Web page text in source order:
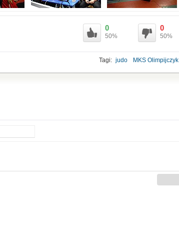
0
50%
0
50%
Tagi: judo MKS Olimpijczyk